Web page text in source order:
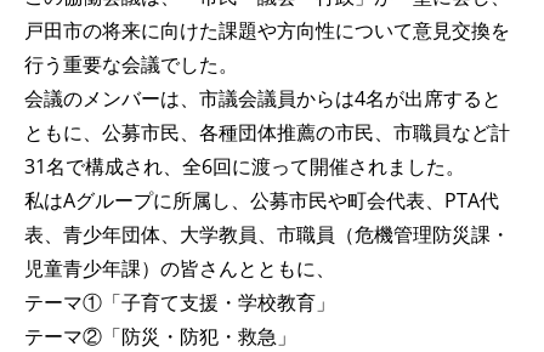
戸田市の将来に向けた課題や方向性について意見交換を
行う重要な会議でした。
会議のメンバーは、市議会議員からは4名が出席すると
ともに、公募市民、各種団体推薦の市民、市職員など計
31名で構成され、全6回に渡って開催されました。
私はAグループに所属し、公募市民や町会代表、PTA代
表、青少年団体、大学教員、市職員（危機管理防災課・
児童青少年課）の皆さんとともに、
テーマ①「子育て支援・学校教育」
テーマ②「防災・防犯・救急」